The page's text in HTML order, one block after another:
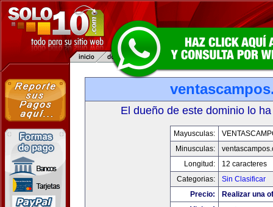
El dueño de este dominio lo
Mayusculas:
Minusculas:
Longitud:
12 caracteres
Categorias:
Sin Clasificar
Precio:
Realizar una